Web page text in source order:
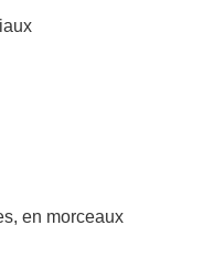
en morceaux